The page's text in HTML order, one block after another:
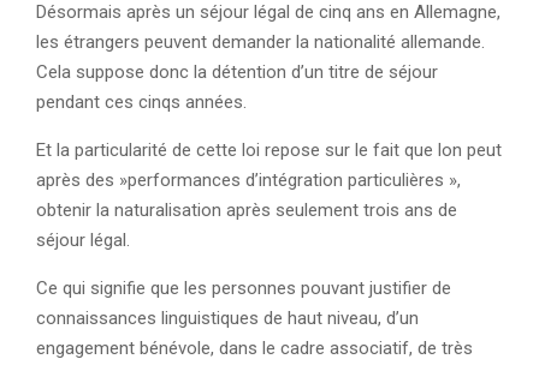
Désormais après un séjour légal de cinq ans en Allemagne,
les étrangers peuvent demander la nationalité allemande.
Cela suppose donc la détention d’un titre de séjour
pendant ces cinqs années.
Et la particularité de cette loi repose sur le fait que lon peut
après des »performances d’intégration particulières »,
obtenir la naturalisation après seulement trois ans de
séjour légal.
Ce qui signifie que les personnes pouvant justifier de
connaissances linguistiques de haut niveau, d’un
engagement bénévole, dans le cadre associatif, de très